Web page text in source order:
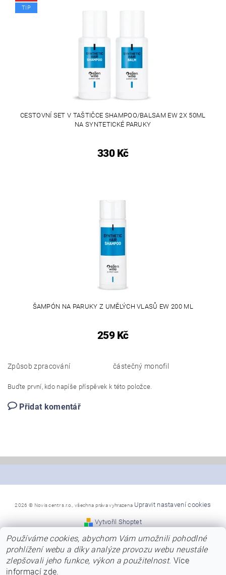
TIP
CESTOVNÍ SET V TAŠTIČCE SHAMPOO/BALSAM EW 2X 50ML
NA SYNTETICKÉ PARUKY
330 Kč
ŠAMPÓN NA PARUKY Z UMĚLÝCH VLASŮ EW 200 ML
259 Kč
Způsob zpracování částečný monofil
Buďte první, kdo napíše příspěvek k této položce.
Přidat komentář
2026 © Novis centr s.r.o., všechna práva vyhrazena Upravit nastavení cookies
Vytvořil Shoptet
*Snažíme se, aby naše stránky byly co nejpřehlednější a
poskytly Vám dostatek informací
o nabízených modelech, jejich barvách a kvalitě.
Přesto se předem omlouváme za případné chyby v názvech,
Používáme cookies, abychom Vám umožnili pohodlné
prohlížení webu a díky analýze provozu webu neustále
zlepšovali jeho funkce, výkon a použitelnost. Více
informacízde.